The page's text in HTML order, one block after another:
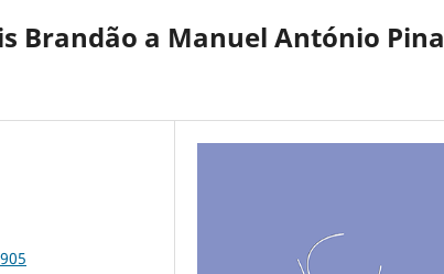
Brandão a Manuel António Pina